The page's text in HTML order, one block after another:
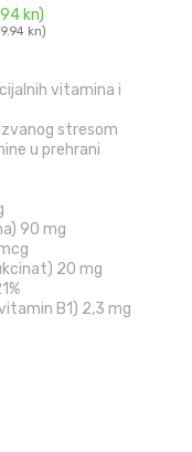
kn)
kn)
vitamina i
stresom
u prehrani
90 mg
20 mg
B1) 2,3 mg